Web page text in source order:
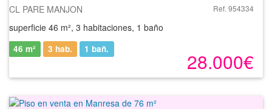
CL PARE MANJON Ref. 954334
superficie 46 m², 3 habitaciones, 1 baño
28.000€
46 m² 3 hab. 1 bañ.